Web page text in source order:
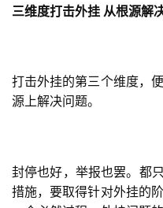
3
日
游
接
三维度打击外挂 从根源解
打击外挂的第三个维度，
源上解决问题。
封停也好，举报也罢。都
措施，要取得针对外挂的